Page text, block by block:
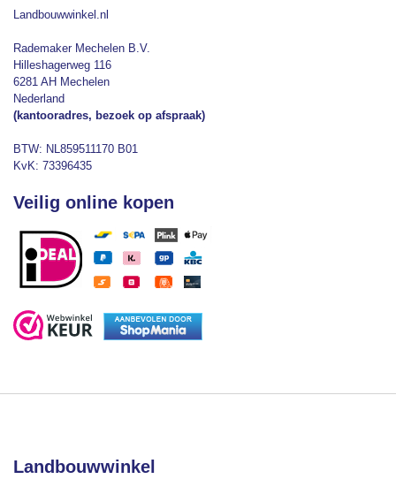
Landbouwwinkel.nl
Rademaker Mechelen B.V.
Hilleshagerweg 116
6281 AH Mechelen
Nederland
(kantooradres, bezoek op afspraak)
BTW: NL859511170 B01
KvK: 73396435
Veilig online kopen
Landbouwwinkel